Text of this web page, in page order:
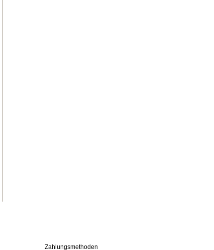
Zahlungsmethoden